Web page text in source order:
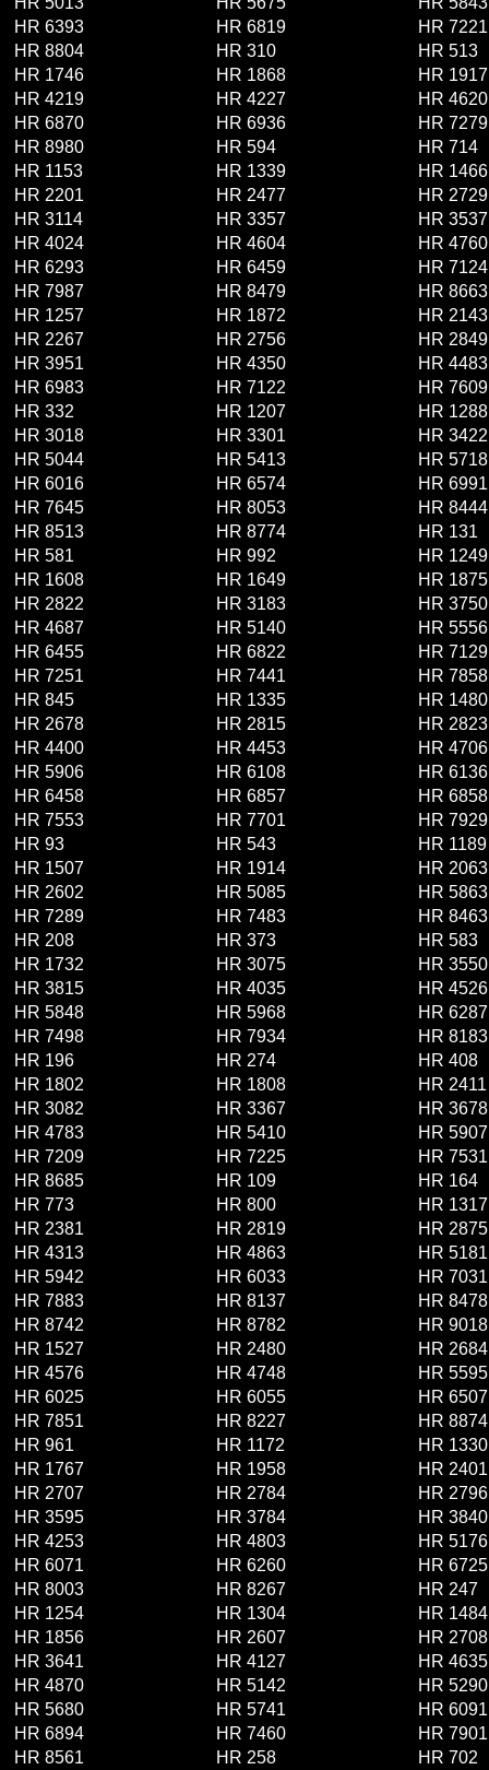
HR 6393
HR 6819
HR 7221
HR 8804
HR 310
HR 513
HR 1746
HR 1868
HR 1917
HR 4219
HR 4227
HR 4620
HR 6870
HR 6936
HR 7279
HR 8980
HR 594
HR 714
HR 1153
HR 1339
HR 1466
HR 2201
HR 2477
HR 2729
HR 3114
HR 3357
HR 3537
HR 4024
HR 4604
HR 4760
HR 6293
HR 6459
HR 7124
HR 7987
HR 8479
HR 8663
HR 1257
HR 1872
HR 2143
HR 2267
HR 2756
HR 2849
HR 3951
HR 4350
HR 4483
HR 6983
HR 7122
HR 7609
HR 332
HR 1207
HR 1288
HR 3018
HR 3301
HR 3422
HR 5044
HR 5413
HR 5718
HR 6016
HR 6574
HR 6991
HR 7645
HR 8053
HR 8444
HR 8513
HR 8774
HR 131
HR 581
HR 992
HR 1249
HR 1608
HR 1649
HR 1875
HR 2822
HR 3183
HR 3750
HR 4687
HR 5140
HR 5556
HR 6455
HR 6822
HR 7129
HR 7251
HR 7441
HR 7858
HR 845
HR 1335
HR 1480
HR 2678
HR 2815
HR 2823
HR 4400
HR 4453
HR 4706
HR 5906
HR 6108
HR 6136
HR 6458
HR 6857
HR 6858
HR 7553
HR 7701
HR 7929
HR 93
HR 543
HR 1189
HR 1507
HR 1914
HR 2063
HR 2602
HR 5085
HR 5863
HR 7289
HR 7483
HR 8463
HR 208
HR 373
HR 583
HR 1732
HR 3075
HR 3550
HR 3815
HR 4035
HR 4526
HR 5848
HR 5968
HR 6287
HR 7498
HR 7934
HR 8183
HR 196
HR 274
HR 408
HR 1802
HR 1808
HR 2411
HR 3082
HR 3367
HR 3678
HR 4783
HR 5410
HR 5907
HR 7209
HR 7225
HR 7531
HR 8685
HR 109
HR 164
HR 773
HR 800
HR 1317
HR 2381
HR 2819
HR 2875
HR 4313
HR 4863
HR 5181
HR 5942
HR 6033
HR 7031
HR 7883
HR 8137
HR 8478
HR 8742
HR 8782
HR 9018
HR 1527
HR 2480
HR 2684
HR 4576
HR 4748
HR 5595
HR 6025
HR 6055
HR 6507
HR 7851
HR 8227
HR 8874
HR 961
HR 1172
HR 1330
HR 1767
HR 1958
HR 2401
HR 2707
HR 2784
HR 2796
HR 3595
HR 3784
HR 3840
HR 4253
HR 4803
HR 5176
HR 6071
HR 6260
HR 6725
HR 8003
HR 8267
HR 247
HR 1254
HR 1304
HR 1484
HR 1856
HR 2607
HR 2708
HR 3641
HR 4127
HR 4635
HR 4870
HR 5142
HR 5290
HR 5680
HR 5741
HR 6091
HR 6894
HR 7460
HR 7901
HR 8561
HR 258
HR 702